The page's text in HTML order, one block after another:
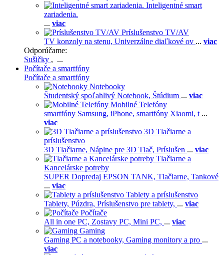
Inteligentné smart
zariadenia.
... viac
Príslušenstvo TV/AV
TV konzoly na stenu, Univerzálne diaľkové ov ... viac
Odporúčame:
Sušičky , ...
Počítače a smartfóny
Počítače a smartfóny
Notebooky
Študentský spoľahlivý Notebook, Štúdium ... viac
Mobilné Telefóny
smartfóny Samsung, iPhone, smartfóny Xiaomi, t ...
viac
3D Tlačiarne a
príslušenstvo
3D Tlačiarne, Náplne pre 3D Tlač, Príslušen ... viac
Tlačiarne a
Kancelárske potreby
SUPER Dopredaj EPSON TANK, Tlačiarne, Tankové
... viac
Tablety a príslušenstvo
Tablety, Púzdra, Príslušenstvo pre tablety, ... viac
Počítače
All in one PC, Zostavy PC, Mini PC, ... viac
Gaming
Gaming PC a notebooky, Gaming monitory a pro ...
viac